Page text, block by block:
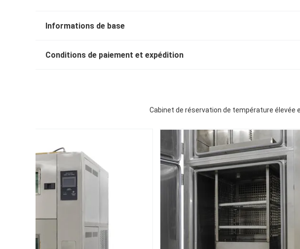
Informations de base
Conditions de paiement et expédition
Cabinet de réservation de température élevée